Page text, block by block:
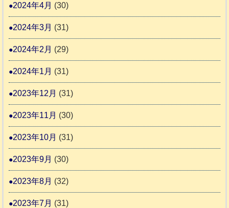
2024年4月 (30)
2024年3月 (31)
2024年2月 (29)
2024年1月 (31)
2023年12月 (31)
2023年11月 (30)
2023年10月 (31)
2023年9月 (30)
2023年8月 (32)
2023年7月 (31)